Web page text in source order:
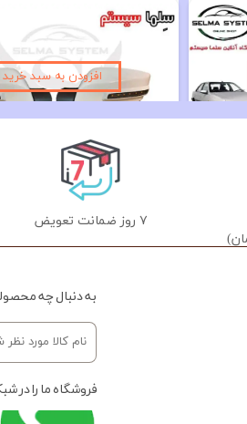
۱,۵۹۰,۰۰۰ تومان
۱,۳۹۰,۰۰۰ تومان
افزودن به سبد خرید
مانیتور فابریک تسلایی پژو پرشیا و 405 اندروید 14 اینچ تسلایی مدل VISTA
۷ روز ضمانت تعویض
به دنبال چه
فروشگاه ما را در